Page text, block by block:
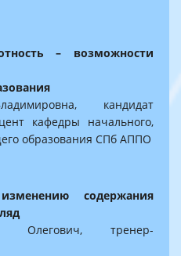
– возможности
кандидат
кафедры начального,
образования СПб АППО
содержания
Олегович, тренер-